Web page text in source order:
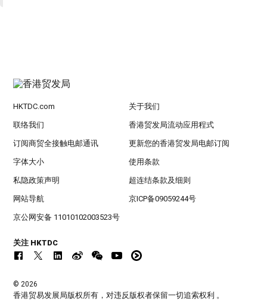
HKTDC.com 关于我们
联络我们 香港贸发局流动应用程式
订阅商贸全接触电邮通讯 更新您的香港贸发局电邮订阅
字体大小 使用条款
私隐政策声明 超连结条款及细则
网站导航 京ICP备09059244号
京公网安备 11010102003523号
关注 HKTDC
© 2026
香港贸易发展局版权所有，对违反版权者保留一切追索权利 。